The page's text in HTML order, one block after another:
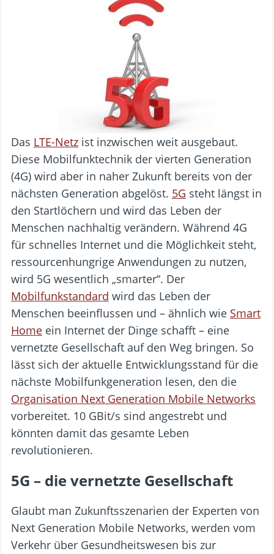
Das LTE-Netz ist inzwischen weit ausgebaut.
Diese Mobilfunktechnik der vierten Generation
(4G) wird aber in naher Zukunft bereits von der
nächsten Generation abgelöst. 5G steht längst in
den Startlöchern und wird das Leben der
Menschen nachhaltig verändern. Während 4G
für schnelles Internet und die Möglichkeit steht,
ressourcenhungrige Anwendungen zu nutzen,
wird 5G wesentlich „smarter“. Der
Mobilfunkstandard wird das Leben der
Menschen beeinflussen und – ähnlich wie Smart
Home ein Internet der Dinge schafft – eine
vernetzte Gesellschaft auf den Weg bringen. So
lässt sich der aktuelle Entwicklungsstand für die
nächste Mobilfunkgeneration lesen, den die
Organisation Next Generation Mobile Networks
vorbereitet. 10 GBit/s sind angestrebt und
könnten damit das gesamte Leben
revolutionieren.
5G – die vernetzte Gesellschaft
Glaubt man Zukunftsszenarien der Experten von
Next Generation Mobile Networks, werden vom
Verkehr über Gesundheitswesen bis zur